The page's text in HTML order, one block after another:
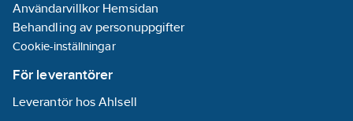
Användarvillkor Hemsidan
Behandling av personuppgifter
Cookie-inställningar
För leverantörer
Leverantör hos Ahlsell